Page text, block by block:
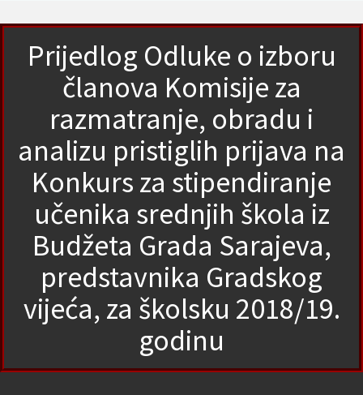
Prijedlog Odluke o izboru
članova Komisije za
razmatranje, obradu i
analizu pristiglih prijava na
Konkurs za stipendiranje
učenika srednjih škola iz
Budžeta Grada Sarajeva,
predstavnika Gradskog
vijeća, za školsku 2018/19.
godinu